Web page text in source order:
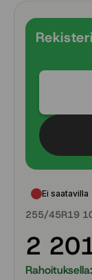
Ei saatavilla
255/45R19
2
Rahoituksella: